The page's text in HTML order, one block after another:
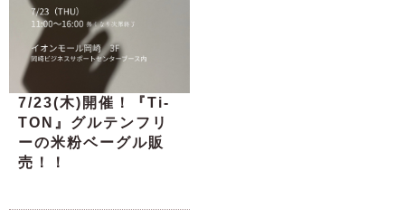
7/23(木)開催！『Ti-
TON』グルテンフリ
ーの米粉ベーグル販
売！！